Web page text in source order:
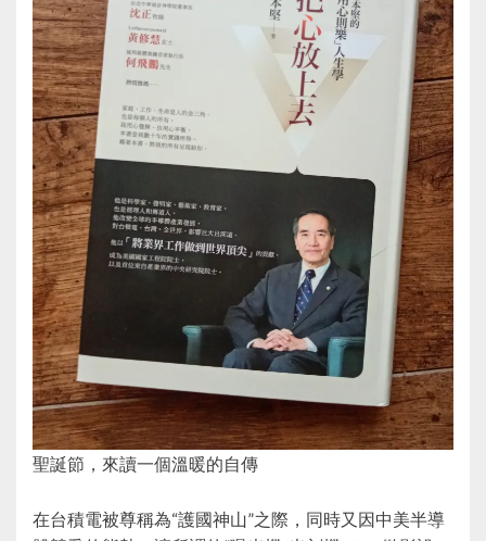
聖誕節，來讀一個溫暖的自傳
在台積電被尊稱為“護國神山”之際，同時又因中美半導